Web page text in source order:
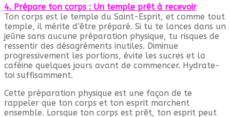
4. Prépare ton corps : Un temple prêt à recevoir
Ton corps est le temple du Saint-Esprit, et comme tout
temple, il mérite d’être préparé. Si tu te lances dans un
jeûne sans aucune préparation physique, tu risques de
ressentir des désagréments inutiles. Diminue
progressivement les portions, évite les sucres et la
caféine quelques jours avant de commencer. Hydrate-
toi suffisamment.
Cette préparation physique est une façon de te
rappeler que ton corps et ton esprit marchent
ensemble. Lorsque ton corps est prêt, ton esprit peut